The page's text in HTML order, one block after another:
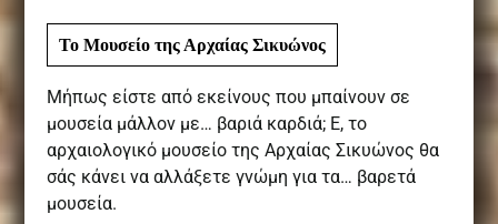
Το Μουσείο της Αρχαίας Σικυώνος
Μήπως είστε από εκείνους που μπαίνουν σε
μουσεία μάλλον με… βαριά καρδιά; Ε, το
αρχαιολογικό μουσείο της Αρχαίας Σικυώνος θα
σάς κάνει να αλλάξετε γνώμη για τα… βαρετά
μουσεία.